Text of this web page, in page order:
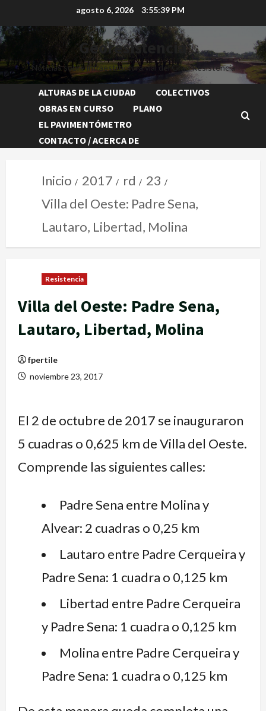
agosto 6, 2026 3:55:40 PM
Georesistencia
Noticias sobre infraestructura vial del Gran Resistencia
ALTURAS DE LA CIUDAD
COLECTIVOS
OBRAS EN CURSO
PLANO
EL PAVIMENTÓMETRO
CONTACTO / ACERCA DE
Inicio 2017 rd
23
Villa del Oeste: Padre Sena,
Lautaro, Libertad, Molina
Resistencia
Villa del Oeste: Padre Sena,
Lautaro, Libertad, Molina
fpertile
noviembre 23, 2017
El 2 de octubre de 2017 se inauguraron
5 cuadras o 0,625 km de Villa del Oeste.
Comprende las siguientes calles:
Padre Sena entre Molina y
Alvear: 2 cuadras o 0,25 km
Lautaro entre Padre Cerqueira y
Padre Sena: 1 cuadra o 0,125 km
Libertad entre Padre Cerqueira
y Padre Sena: 1 cuadra o 0,125 km
Molina entre Padre Cerqueira y
Padre Sena: 1 cuadra o 0,125 km